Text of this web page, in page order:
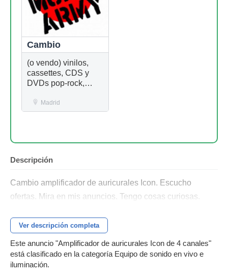
Cambio
(o vendo) vinilos,
cassettes, CDS y
DVDs pop-rock,
Madrid
Descripción
Cambio amplificador de auricurales Icon. Escucho
ofertas. Mira en mis anuncios. Tengo cosas curiosas.
Ver descripción completa
Este anuncio "Amplificador de auricurales Icon de 4 canales"
está clasificado en la categoría Equipo de sonido en vivo e
iluminación.